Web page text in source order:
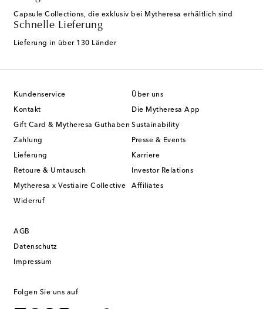
Capsule Collections, die exklusiv bei Mytheresa erhältlich sind
Schnelle Lieferung
Lieferung in über 130 Länder
Kundenservice
Kontakt
Gift Card & Mytheresa Guthaben
Zahlung
Lieferung
Retoure & Umtausch
Mytheresa x Vestiaire Collective
Widerruf
Über uns
Die Mytheresa App
Sustainability
Presse & Events
Karriere
Investor Relations
Affiliates
AGB
Datenschutz
Impressum
Folgen Sie uns auf